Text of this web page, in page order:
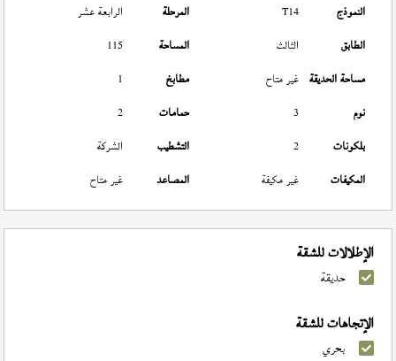
النموذج
T14 المرحلة
الرابعة عشر
الطابق
الثالث المساحة
115
مساحة الحديقة غير متاح مطابخ
1
نوم
3 حمامات
2
بلكونات
2 التشطيب
الشركة
المكيفات
غير مكيفة المصاعد غير متاح
الإطلالات للشقة
حديقة
الإتجاهات للشقة
بحري